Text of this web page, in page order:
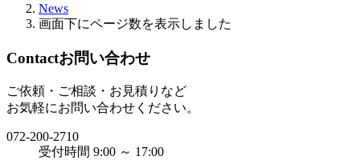
News
画面下にページ数を表示しました
Contactお問い合わせ
ご依頼・ご相談・お見積りなど
お気軽にお問い合わせください。
072-200-2710
受付時間 9:00 ～ 17:00